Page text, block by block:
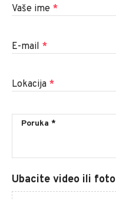
Vaše ime *
E-mail *
Lokacija *
Ubacite video ili foto